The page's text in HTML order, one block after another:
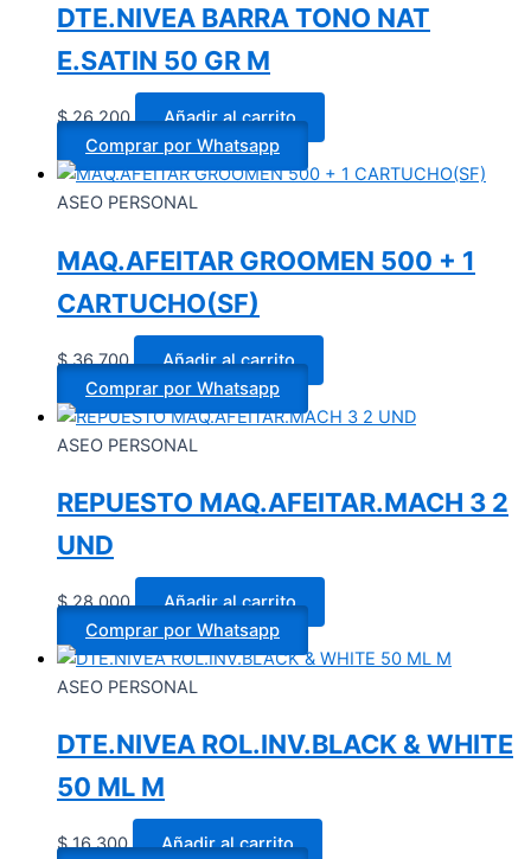
DTE.NIVEA BARRA TONO NAT
E.SATIN 50 GR M
$26.200
Añadir al carrito
Comprar por Whatsapp
ASEO PERSONAL
MAQ.AFEITAR GROOMEN 500 + 1
CARTUCHO(SF)
$36.700
Añadir al carrito
Comprar por Whatsapp
ASEO PERSONAL
REPUESTO MAQ.AFEITAR.MACH 3 2
UND
$28.000
Añadir al carrito
Comprar por Whatsapp
ASEO PERSONAL
DTE.NIVEA ROL.INV.BLACK & WHITE
50 ML M
$16.300
Añadir al carrito